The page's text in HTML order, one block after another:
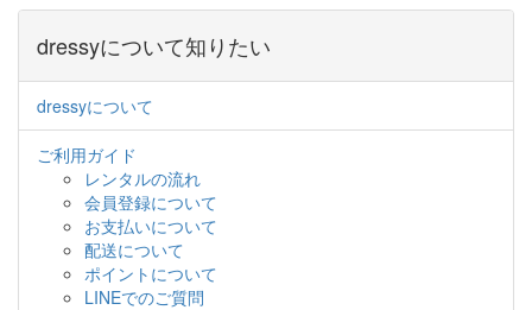
dressyについて知りたい
dressyについて
ご利用ガイド
レンタルの流れ
会員登録について
お支払いについて
配送について
ポイントについて
LINEでのご質問